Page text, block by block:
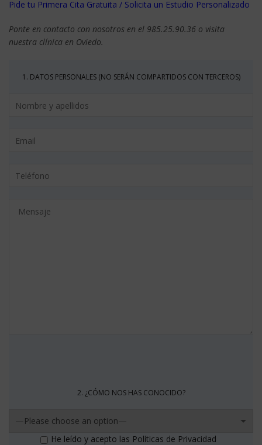
Pide tu Primera Cita Gratuita / Solicita un Estudio Personalizado
Ponte en contacto con nosotros en el 985.25.90.36 o visita
nuestra clínica en Oviedo.
1. DATOS PERSONALES (NO SERÁN COMPARTIDOS CON TERCEROS)
2. ¿CÓMO NOS HAS CONOCIDO?
He leído y acepto las Políticas de Privacidad